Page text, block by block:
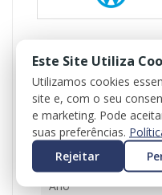
Referência 118325
Disponível 1 Item
Ficha Informativa
Ano
Este Site Utiliza
Utilizamos cookies
site e, com o seu
e marketing. Pode
suas preferências.
Rejeitar